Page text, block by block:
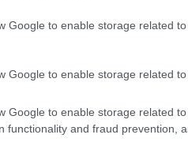
Google to enable storage related
Google to enable storage related to
Google to enable storage related
functionality and fraud prevention,